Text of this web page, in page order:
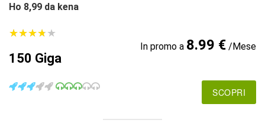
Ho 8,99 da kena
★★★★★
★★★★★
150 Giga
In promo a 8.99 €/Mese
SCOPRI